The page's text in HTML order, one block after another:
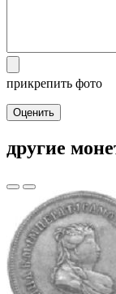
прикрепить фото
Оценить
другие